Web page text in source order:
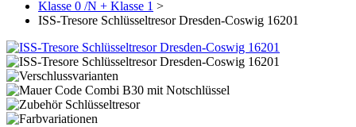
Klasse 0 /N + Klasse 1 >
ISS-Tresore Schlüsseltresor Dresden-Coswig 16201